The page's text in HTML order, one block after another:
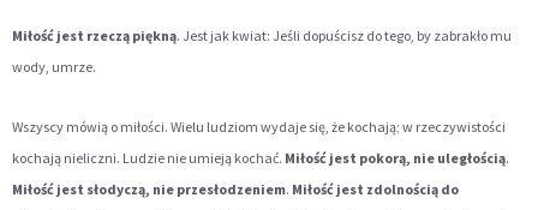
Miłość jest rzeczą piękną. Jest jak kwiat: Jeśli dopuścisz do tego, by zabrakło mu
wody, umrze.
Wszyscy mówią o miłości. Wielu ludziom wydaje się, że kochają; w rzeczywistości
kochają nieliczni. Ludzie nie umieją kochać. Miłość jest pokorą, nie uległością.
Miłość jest słodyczą, nie przesłodzeniem. Miłość jest zdolnością do